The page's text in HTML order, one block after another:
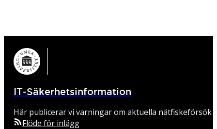
IT-Säkerhetsinformation
Här publicerar vi varningar om aktuella
Flöde för inlägg